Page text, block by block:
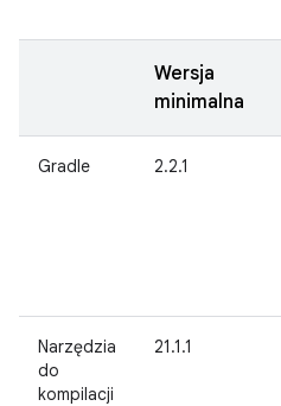
Wersja
minimalna
Gradle 2.2.1
Narzędzia
do
kompilacji
21.1.1